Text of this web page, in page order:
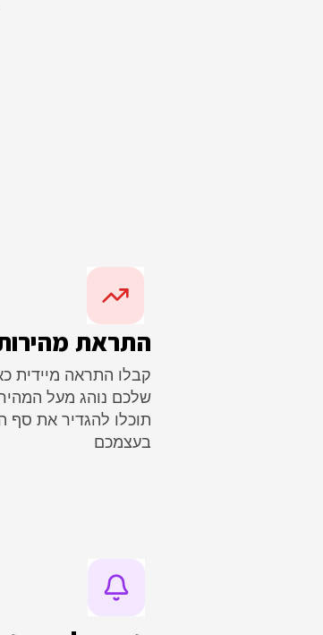
התראת
קבלו התראה מיידית
שלכם נוהג מעל
תוכלו להגדיר את סף
בעצמכם